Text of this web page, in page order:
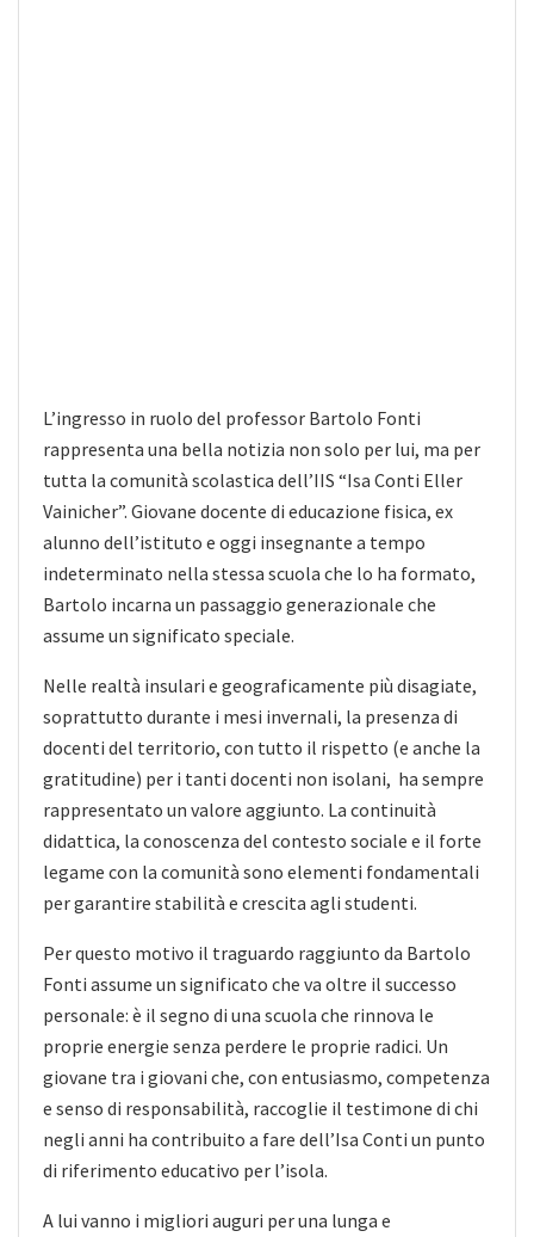
L’ingresso in ruolo del professor Bartolo Fonti
rappresenta una bella notizia non solo per lui, ma per
tutta la comunità scolastica dell’IIS “Isa Conti Eller
Vainicher”. Giovane docente di educazione fisica, ex
alunno dell’istituto e oggi insegnante a tempo
indeterminato nella stessa scuola che lo ha formato,
Bartolo incarna un passaggio generazionale che
assume un significato speciale.
Nelle realtà insulari e geograficamente più disagiate,
soprattutto durante i mesi invernali, la presenza di
docenti del territorio, con tutto il rispetto (e anche la
gratitudine) per i tanti docenti non isolani, ha sempre
rappresentato un valore aggiunto. La continuità
didattica, la conoscenza del contesto sociale e il forte
legame con la comunità sono elementi fondamentali
per garantire stabilità e crescita agli studenti.
Per questo motivo il traguardo raggiunto da Bartolo
Fonti assume un significato che va oltre il successo
personale: è il segno di una scuola che rinnova le
proprie energie senza perdere le proprie radici. Un
giovane tra i giovani che, con entusiasmo, competenza
e senso di responsabilità, raccoglie il testimone di chi
negli anni ha contribuito a fare dell’Isa Conti un punto
di riferimento educativo per l’isola.
A lui vanno i migliori auguri per una lunga e